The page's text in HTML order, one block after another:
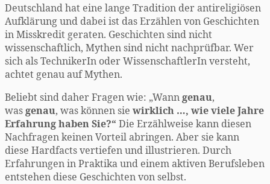
Deutschland hat eine lange Tradition der antireligiösen
Aufklärung und dabei ist das Erzählen von Geschichten
in Misskredit geraten. Geschichten sind nicht
wissenschaftlich, Mythen sind nicht nachprüfbar. Wer
sich als TechnikerIn oder WissenschaftlerIn versteht,
achtet genau auf Mythen.
Beliebt sind daher Fragen wie: „Wann genau,
was genau, was können sie wirklich …, wie viele Jahre
Erfahrung haben Sie?“ Die Erzählweise kann diesen
Nachfragen keinen Vorteil abringen. Aber sie kann
diese Hardfacts vertiefen und illustrieren. Durch
Erfahrungen in Praktika und einem aktiven Berufsleben
entstehen diese Geschichten von selbst.